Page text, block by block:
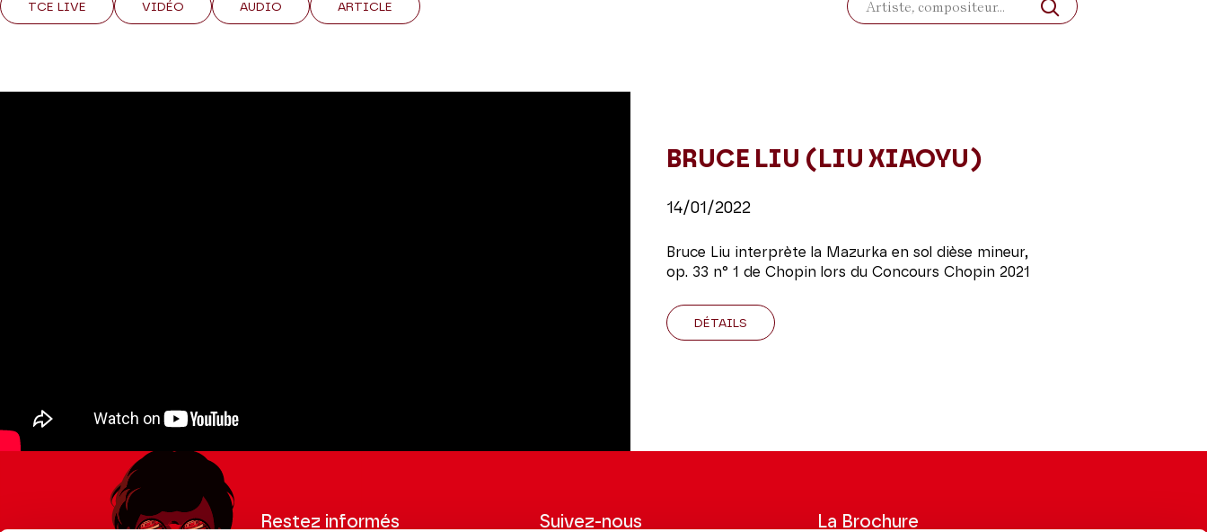
TCE LIVE VIDÉO AUDIO ARTICLE
Rechercher
BRUCE LIU (LIU XIAOYU)
14/01/2022
Bruce Liu interprète la Mazurka en sol dièse mineur,
op. 33 n° 1 de Chopin lors du Concours Chopin 2021
DÉTAILS
Restez informés Suivez-nous La Brochure